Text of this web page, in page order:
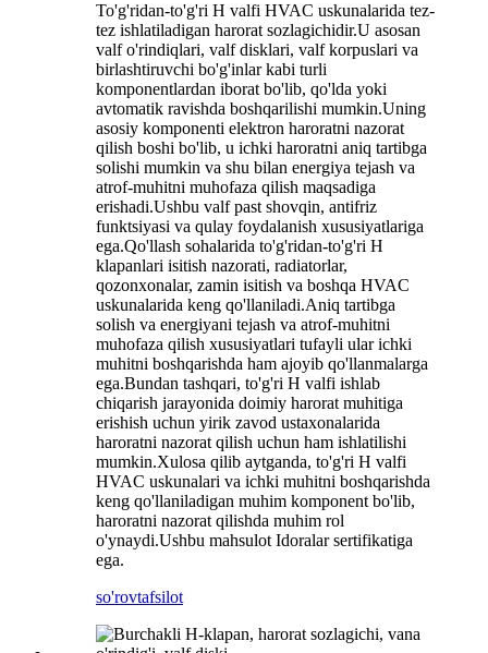
To'g'ridan-to'g'ri H valfi HVAC uskunalarida tez-
tez ishlatiladigan harorat sozlagichidir.U asosan
valf o'rindiqlari, valf disklari, valf korpuslari va
birlashtiruvchi bo'g'inlar kabi turli
komponentlardan iborat bo'lib, qo'lda yoki
avtomatik ravishda boshqarilishi mumkin.Uning
asosiy komponenti elektron haroratni nazorat
qilish boshi bo'lib, u ichki haroratni aniq tartibga
solishi mumkin va shu bilan energiya tejash va
atrof-muhitni muhofaza qilish maqsadiga
erishadi.Ushbu valf past shovqin, antifriz
funktsiyasi va qulay foydalanish xususiyatlariga
ega.Qo'llash sohalarida to'g'ridan-to'g'ri H
klapanlari isitish nazorati, radiatorlar,
qozonxonalar, zamin isitish va boshqa HVAC
uskunalarida keng qo'llaniladi.Aniq tartibga
solish va energiyani tejash va atrof-muhitni
muhofaza qilish xususiyatlari tufayli ular ichki
muhitni boshqarishda ham ajoyib qo'llanmalarga
ega.Bundan tashqari, to'g'ri H valfi ishlab
chiqarish jarayonida doimiy harorat muhitiga
erishish uchun yirik zavod ustaxonalarida
haroratni nazorat qilish uchun ham ishlatilishi
mumkin.Xulosa qilib aytganda, to'g'ri H valfi
HVAC uskunalari va ichki muhitni boshqarishda
keng qo'llaniladigan muhim komponent bo'lib,
haroratni nazorat qilishda muhim rol
o'ynaydi.Ushbu mahsulot Idoralar sertifikatiga
ega.
so'rovtafsilot